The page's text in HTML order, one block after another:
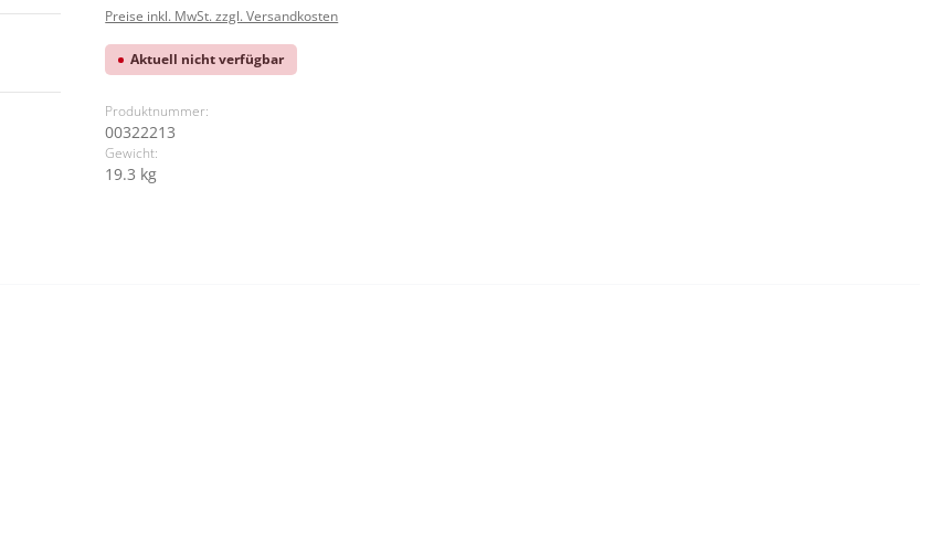
Preise inkl. MwSt. zzgl. Versandkosten
Aktuell nicht verfügbar
Produktnummer:
00322213
Gewicht:
19.3 kg